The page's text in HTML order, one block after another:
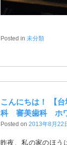
Posted in 未分類
こんにちは！ 【
科 審美歯科 ホ
Posted on 2013年8月22
昨夜、私の家のほう